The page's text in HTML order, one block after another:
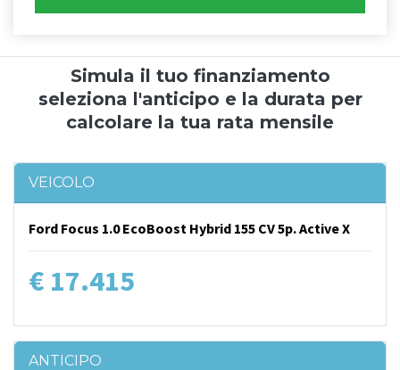
Simula il tuo finanziamento
seleziona l'anticipo e la durata per
calcolare la tua rata mensile
VEICOLO
Ford Focus 1.0 EcoBoost Hybrid 155 CV 5p. Active X
€ 17.415
ANTICIPO